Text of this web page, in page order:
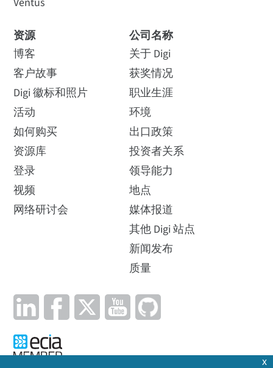
资源
博客
客户故事
Digi 徽标和照片
活动
如何购买
资源库
登录
视频
网络研讨会
公司名称
关于 Digi
获奖情况
职业生涯
环境
出口政策
投资者关系
领导能力
地点
媒体报道
其他 Digi 站点
新闻发布
质量
x